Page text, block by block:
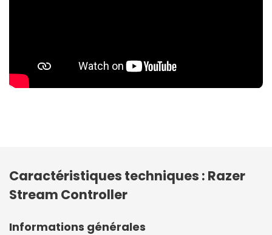
Caractéristiques techniques : Razer
Stream Controller
Informations générales